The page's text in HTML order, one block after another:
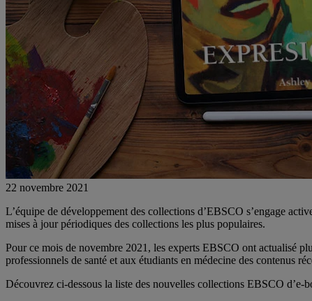
22 novembre 2021
L’équipe de développement des collections d’EBSCO s’engage
mises à jour périodiques des collections les plus populaires.
Pour ce mois de novembre 2021, les experts EBSCO ont actualisé
professionnels de santé et aux étudiants en médecine des contenus
Découvrez ci-dessous la liste des nouvelles collections EBSCO d’e-